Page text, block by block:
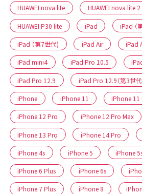
HUAWEI nova lite HUAWEI nova lite 2
HUAWEI P30 lite iPad iPad （
iPad （第7世代) iPad Air iPad
iPad mini4 iPad Pro 10.5
iPad Pro 12.9 iPad Pro 12.9（第3世
iPhone iPhone 11 iPhone 11
iPhone 12 Pro iPhone 12 Pro Max
iPhone 13 Pro iPhone 14 Pro
iPhone 4s iPhone 5 iPhone
iPhone 6 Plus iPhone 6s
iPhone 7 Plus iPhone 8